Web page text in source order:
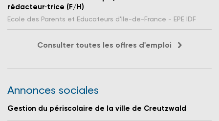
rédacteur·trice (F/H)
Ecole des Parents et Educateurs d'Ile-de-France - EPE IDF
Consulter toutes les offres d'emploi
Annonces sociales
Gestion du périscolaire de la ville de Creutzwald